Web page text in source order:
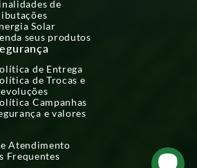
de
Solar
seus produtos
de Entrega
de Trocas e
Campanhas
e valores
Atendimento
Frequentes